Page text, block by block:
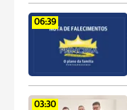
06:39
03:30